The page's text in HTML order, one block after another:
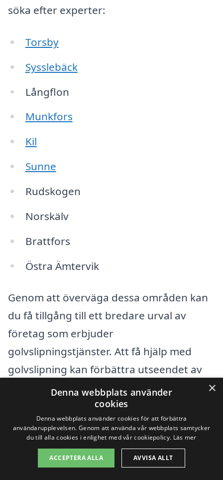
söka efter experter:
Torsby
Sysslebäck
Långflon
Munkfors
Kil
Sunne
Rudskogen
Norskälv
Brattfors
Östra Ämtervik
Genom att överväga dessa områden kan
du få tillgång till ett bredare urval av
företag som erbjuder
golvslipningstjänster. Att få hjälp med
golvslipning kan förbättra utseendet av
dina golv avsevärt och förlänga deras
livslängd. Här är några fördelar med att
anlita professionella för denna tjänst:
Kvalificerade yrkespersoner med
×
Denna webbplats använder
cookies
Denna webbplats använder cookies för att förbättra
användarupplevelsen. Genom att använda vår webbplats samtycker
du till alla cookies i enlighet med vår cookiepolicy. Läs mer
ACCEPTERA ALLA AVVISA ALLT